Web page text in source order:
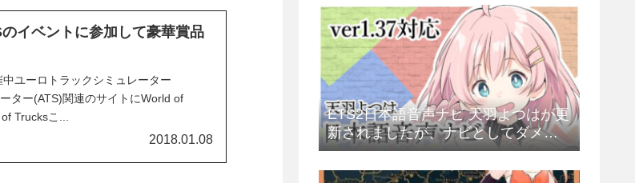
イベントに参加して豪華賞品
ユーロトラックシミュレーター
ター(ATS)関連のサイトにWorld of
Trucksこ...
2018.01.08
ETS2日本語音声ナビ 天羽よつはが更
新されましたが、ナビとしてダメに
なってしもうた